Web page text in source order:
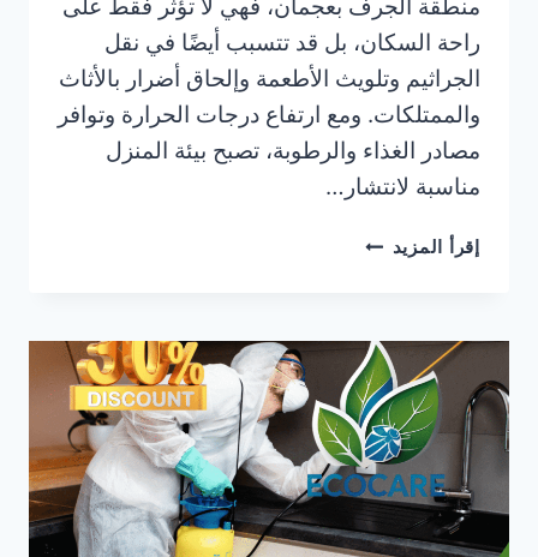
منطقة الجرف بعجمان، فهي لا تؤثر فقط على
راحة السكان، بل قد تتسبب أيضًا في نقل
الجراثيم وتلويث الأطعمة وإلحاق أضرار بالأثاث
والممتلكات. ومع ارتفاع درجات الحرارة وتوافر
مصادر الغذاء والرطوبة، تصبح بيئة المنزل
مناسبة لانتشار…
إقرأ المزيد شركة
الجرف
بعجمان
|0506025079